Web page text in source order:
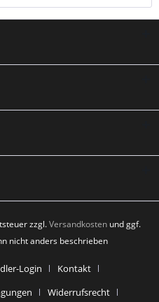
zzgl.Versandkosten und ggf.
nicht anders beschrieben
Login
Kontakt
Widerrufsrecht